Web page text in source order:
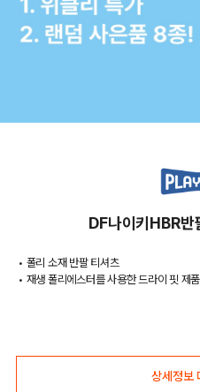
DF나이키HBR
• 폴리 소재 반팔 티셔츠
• 재생 폴리에스터를 사용한 드라이 핏 제품
상세정보